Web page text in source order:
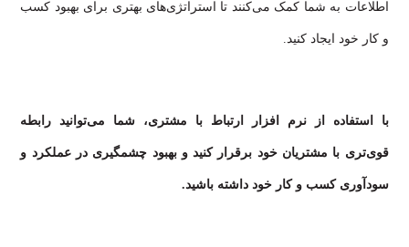
اطلاعات به شما کمک می‌کنند تا استراتژی‌های بهتری برای بهبود کسب
و کار خود ایجاد کنید.
با استفاده از نرم افزار ارتباط با مشتری، شما می‌توانید رابطه
قوی‌تری با مشتریان خود برقرار کنید و بهبود چشمگیری در عملکرد و
سودآوری کسب و کار خود داشته باشید.